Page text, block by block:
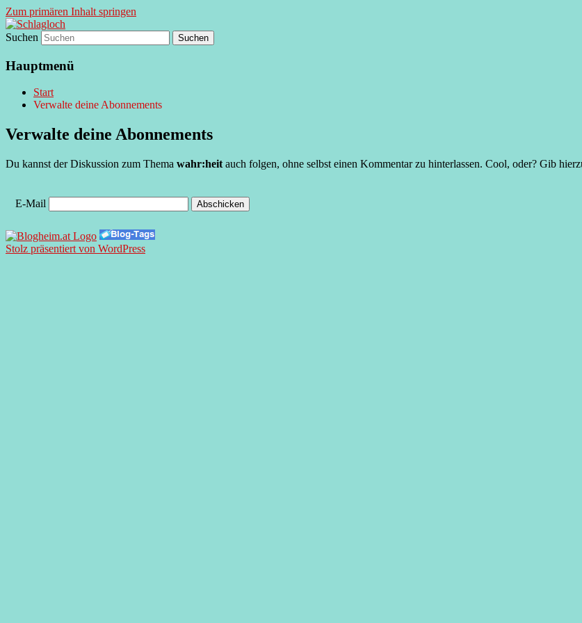
Zum primären Inhalt springen
Schlagloch
supersberger taggedanken
Suchen
Hauptmenü
Start
Verwalte deine Abonnements
Verwalte deine Abonnements
Du kannst der Diskussion zum Thema wahr:heit auch folgen, ohne selbst einen Kommentar zu hinterlassen. Cool, oder? Gib
E-Mail
Stolz präsentiert von WordPress